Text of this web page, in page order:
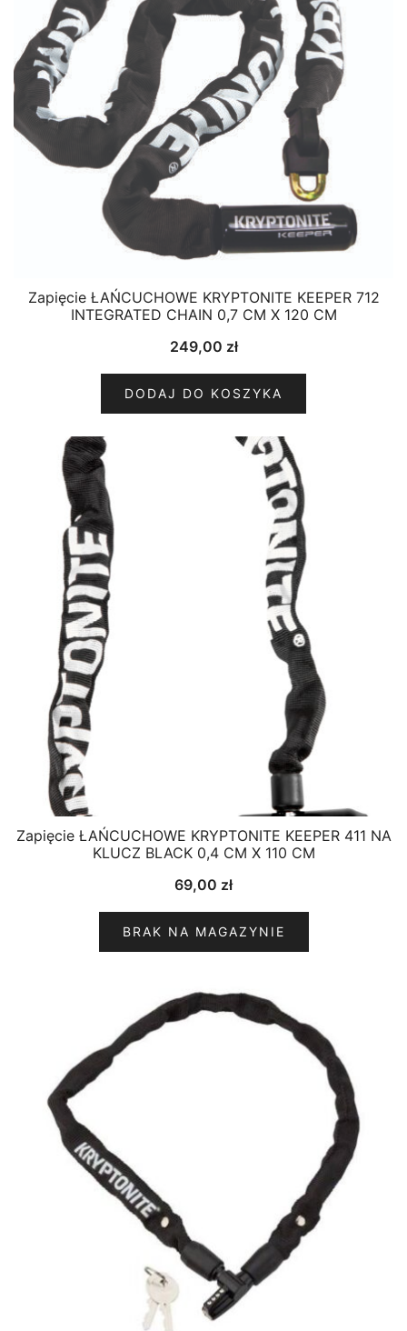
Zapięcie ŁAŃCUCHOWE KRYPTONITE KEEPER 712
INTEGRATED CHAIN 0,7 CM X 120 CM
249,00 zł
DODAJ DO KOSZYKA
Zapięcie ŁAŃCUCHOWE KRYPTONITE KEEPER 411 NA
KLUCZ BLACK 0,4 CM X 110 CM
69,00 zł
BRAK NA MAGAZYNIE